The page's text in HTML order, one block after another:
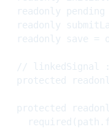
readonly pending
readonly
readonly save =
// linkedSignal
protected
protected